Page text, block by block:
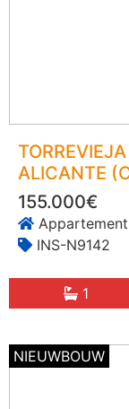
TORREVIEJA
ALICANTE
155.000€
Appartement
INS-N9142
1
NIEUWBOUW